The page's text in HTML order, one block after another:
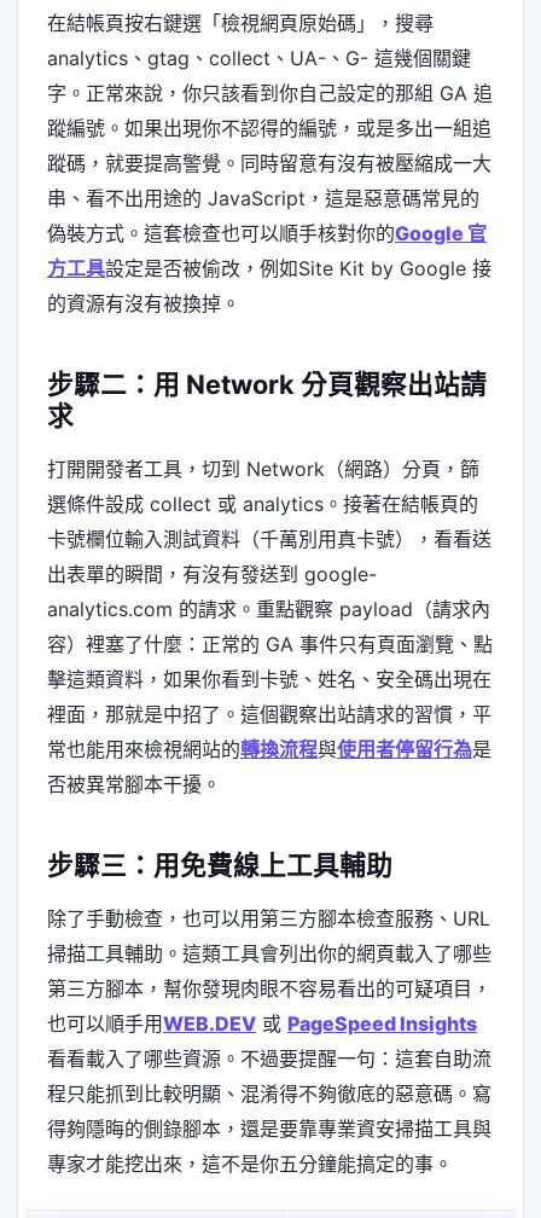
在結帳頁按右鍵選「檢視網頁原始碼」，搜尋
analytics、gtag、collect、UA-、G- 這幾個關鍵
字。正常來說，你只該看到你自己設定的那組 GA 追
蹤編號。如果出現你不認得的編號，或是多出一組追
蹤碼，就要提高警覺。同時留意有沒有被壓縮成一大
串、看不出用途的 JavaScript，這是惡意碼常見的
偽裝方式。這套檢查也可以順手核對你的Google 官
方工具設定是否被偷改，例如Site Kit by Google 接
的資源有沒有被換掉。
步驟二：用 Network 分頁觀察出站請
求
打開開發者工具，切到 Network（網路）分頁，篩
選條件設成 collect 或 analytics。接著在結帳頁的
卡號欄位輸入測試資料（千萬別用真卡號），看看送
出表單的瞬間，有沒有發送到 google-
analytics.com 的請求。重點觀察 payload（請求內
容）裡塞了什麼：正常的 GA 事件只有頁面瀏覽、點
擊這類資料，如果你看到卡號、姓名、安全碼出現在
裡面，那就是中招了。這個觀察出站請求的習慣，平
常也能用來檢視網站的轉換流程與使用者停留行為是
否被異常腳本干擾。
步驟三：用免費線上工具輔助
除了手動檢查，也可以用第三方腳本檢查服務、URL
掃描工具輔助。這類工具會列出你的網頁載入了哪些
第三方腳本，幫你發現肉眼不容易看出的可疑項目，
也可以順手用WEB.DEV 或 PageSpeed Insights
看看載入了哪些資源。不過要提醒一句：這套自助流
程只能抓到比較明顯、混淆得不夠徹底的惡意碼。寫
得夠隱晦的側錄腳本，還是要靠專業資安掃描工具與
專家才能挖出來，這不是你五分鐘能搞定的事。